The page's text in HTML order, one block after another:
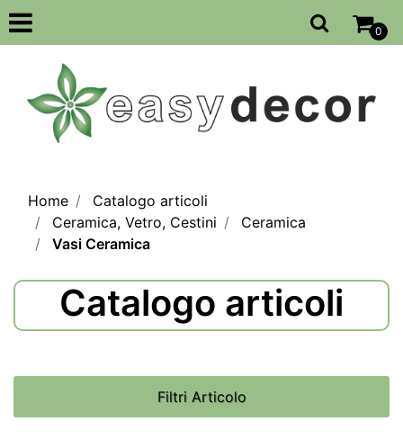
Open
0
Home
Catalogo articoli
Ceramica, Vetro, Cestini
Ceramica
Vasi Ceramica
Catalogo articoli
Filtri Articolo